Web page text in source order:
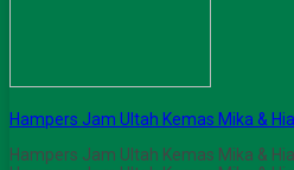
Hampers Jam Ultah Kemas Mika &
Hampers Jam Ultah Kemas Mika &